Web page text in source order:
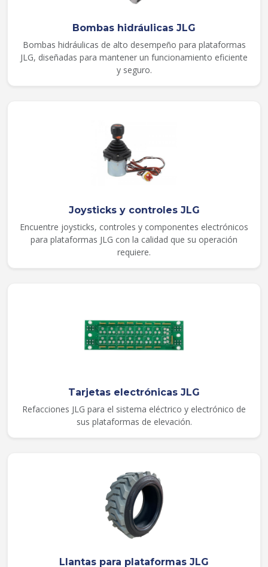
Bombas hidráulicas JLG
Bombas hidráulicas de alto desempeño para plataformas
JLG, diseñadas para mantener un funcionamiento eficiente
y seguro.
Joysticks y controles JLG
Encuentre joysticks, controles y componentes electrónicos
para plataformas JLG con la calidad que su operación
requiere.
Tarjetas electrónicas JLG
Refacciones JLG para el sistema eléctrico y electrónico de
sus plataformas de elevación.
Llantas para plataformas JLG